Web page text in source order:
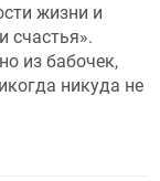
жизни и
счастья».
из бабочек,
никуда не